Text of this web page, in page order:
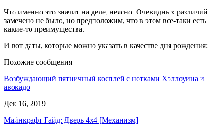
Что именно это значит на деле, неясно. Очевидных различий
замечено не было, но предположим, что в этом все-таки есть
какие-то преимущества.
И вот даты, которые можно указать в качестве дня рождения:
Похожие сообщения
Возбуждающий пятничный косплей с нотками Хэллоуина и
авокадо
Дек 16, 2019
Майнкрафт Гайд: Дверь 4х4 [Механизм]